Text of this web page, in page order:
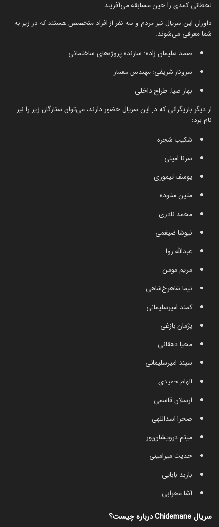
لحظاتی کمدی را حین مسابقه می‌آفریند.
داوران این سریال نیز مردم و سه نفر از افراد متخصص هستند که در زیر به
شما معرفی می‌شوند:
صمد سلیمان زاده: سازنده پروژه‌های ساختمانی
سروناز شریفی: مهندس معمار
بهار ضیا: طراح داخلی
از دیگر بازیگرانی که در این سریال حضور دارند، می‌توان ستارگان زیر را نیز
نام برد:
شکیب شجره
سرنا امینی
یوسف تیموری
متین ستوده
محمد نادری
نیوشا ضیغمی
عبدالله روا
مریم مومن
نیما شاهرخ‌شاهی
کمند امیرسلیمانی
پژمان بازغی
محیا دهقانی
سپند امیرسلیمانی
الهام حمیدی
ارسلان قاسمی
صحرا اسداللهی
میثم درویشان‌پور
حدیث میرامینی
باربد بابایی
آشا محرابی
سریال Chidemane درباره چیست؟